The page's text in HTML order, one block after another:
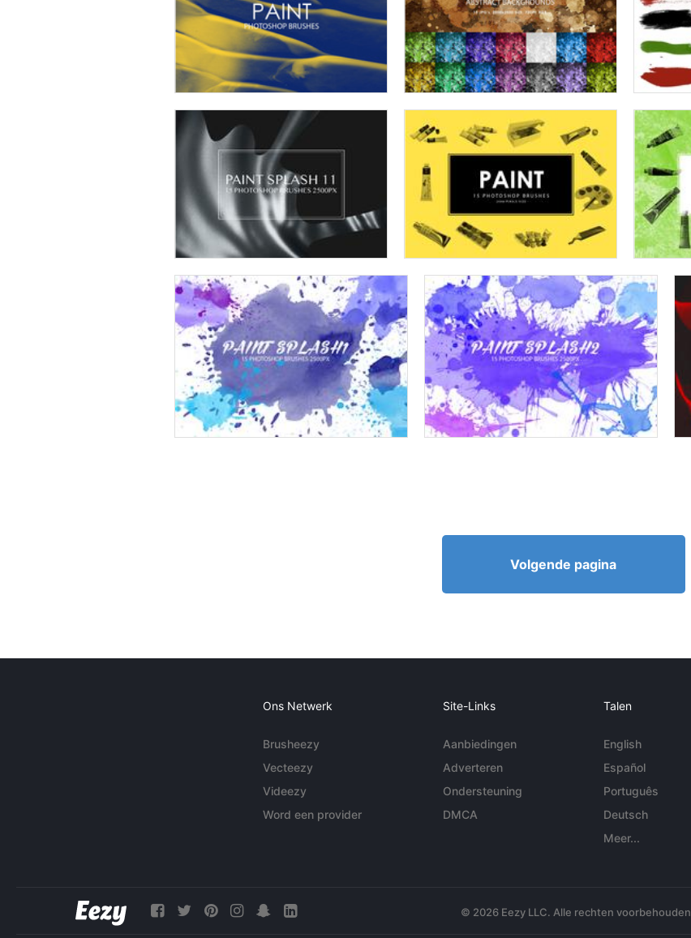
Volgende pagina
Ons Netwerk
Brusheezy
Vecteezy
Videezy
Word een provider
Site-Links
Aanbiedingen
Adverteren
Ondersteuning
DMCA
Talen
English
Español
Português
Deutsch
Meer...
© 2026 Eezy LLC. Alle rechten voorbehouden